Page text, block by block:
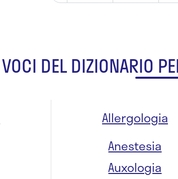
VOCI DEL DIZIONARIO
Allergologia
Anestesia
Auxologia